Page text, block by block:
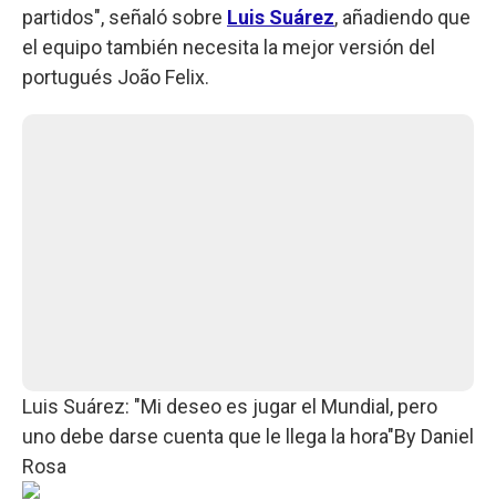
partidos", señaló sobre Luis Suárez, añadiendo que
el equipo también necesita la mejor versión del
portugués João Felix.
Luis Suárez: "Mi deseo es jugar el Mundial, pero
uno debe darse cuenta que le llega la hora"By Daniel
Rosa